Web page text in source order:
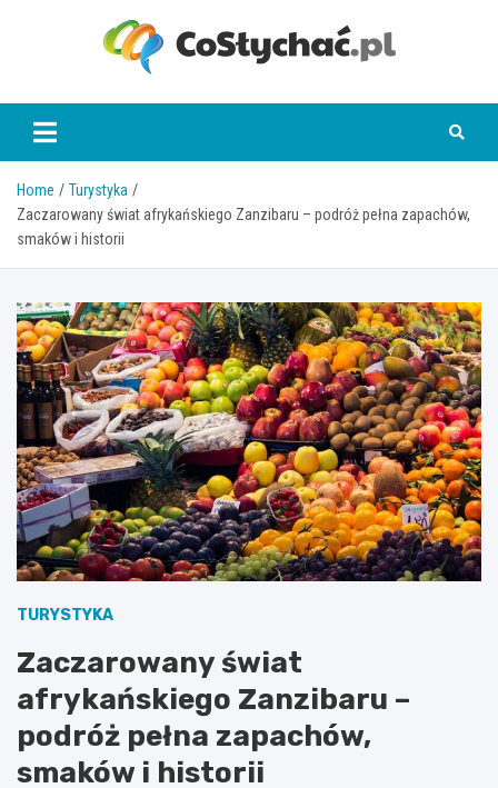
coslychac.pl
Home
Turystyka
Zaczarowany świat afrykańskiego Zanzibaru – podróż pełna zapachów,
smaków i historii
TURYSTYKA
Zaczarowany świat
afrykańskiego Zanzibaru –
podróż pełna zapachów,
smaków i historii